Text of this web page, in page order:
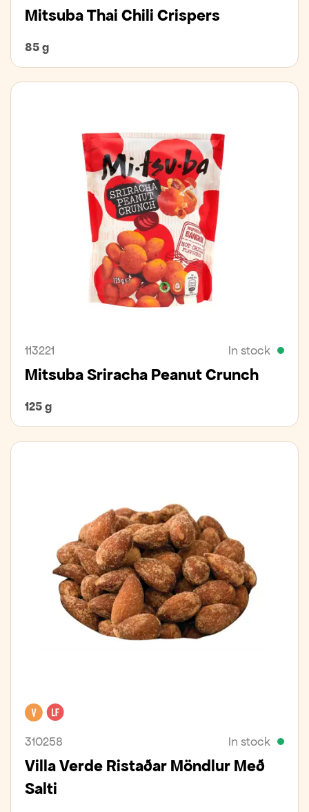
Mitsuba Thai Chili Crispers
85 g
113221 In stock
Mitsuba Sriracha Peanut Crunch
125 g
Vegan
310258 In stock
Villa Verde Ristaðar Möndlur Með
Salti